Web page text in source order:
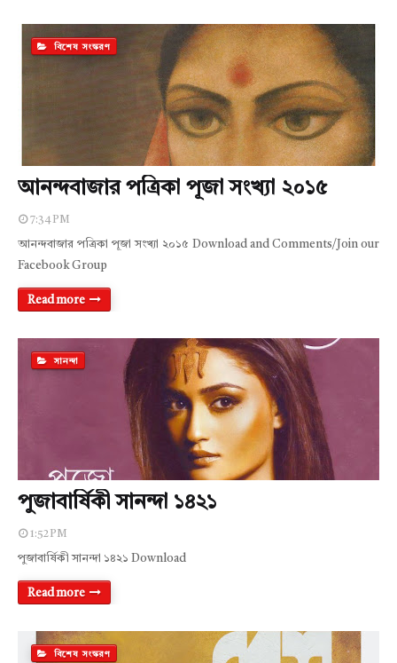
বিশেষ সংস্করণ
আনন্দবাজার পত্রিকা পূজা সংখ্যা ২০১৫
7:34 PM
আনন্দবাজার পত্রিকা পূজা সংখ্যা ২০১৫ Download and Comments/Join our
Facebook Group
Read more
সানন্দা
পুজাবার্ষিকী সানন্দা ১৪২১
1:52 PM
পুজাবার্ষিকী সানন্দা ১৪২১ Download
Read more
বিশেষ সংস্করণ